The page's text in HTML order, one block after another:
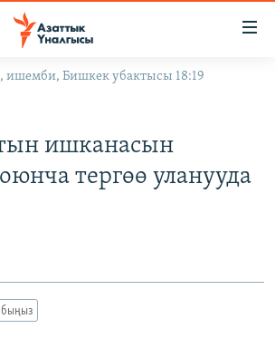
ишемби, Бишкек убактысы 18:19
ишканасын
тергөө уланууда